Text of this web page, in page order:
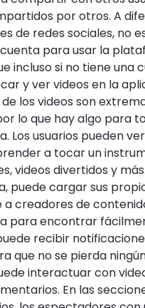
por otros. A
de redes sociales, no
para usar la
incluso si no tiene una
y ver videos en la
de los videos son
lo que hay algo para
Los usuarios pueden
a tocar un
videos divertidos y
puede cargar sus
a creadores de
para encontrar
recibir
que no se pierda
interactuar con
En las